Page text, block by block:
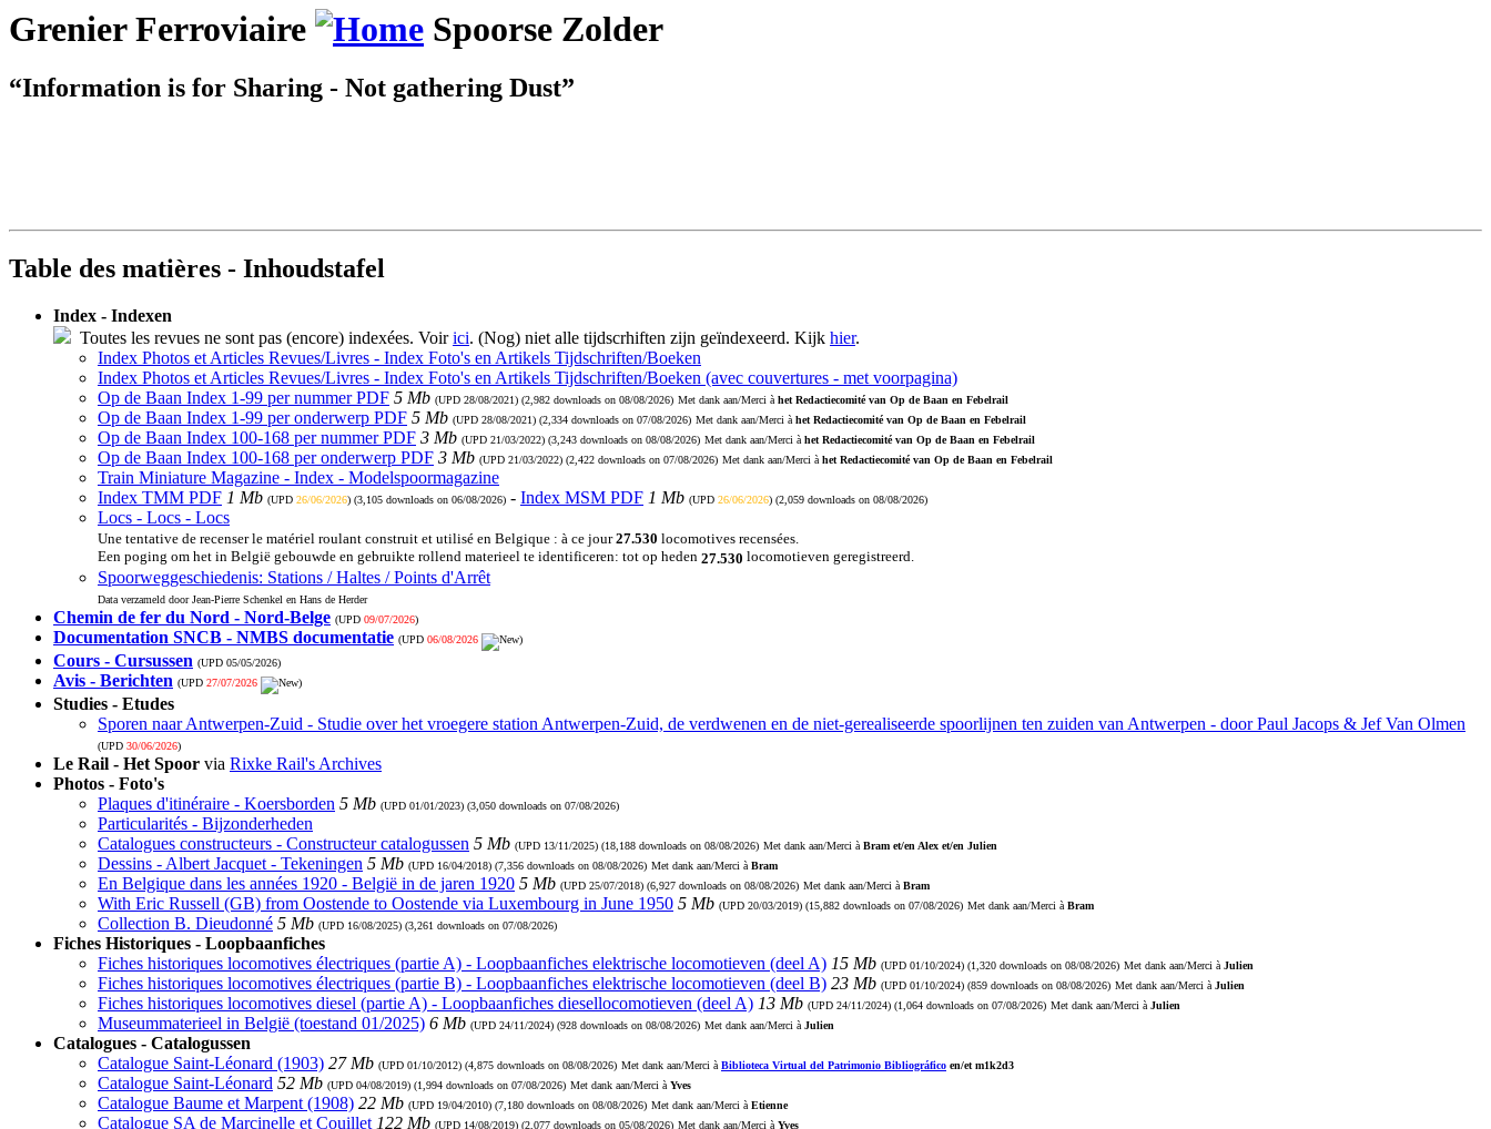
Grenier Ferroviaire Spoorse Zolder
“Information is for Sharing - Not gathering Dust”
Table des matières - Inhoudstafel
Index - Indexen
Toutes les revues ne sont pas (encore) indexées. Voirici. (Nog) niet alle tijdscrhiften zijn geïndexeerd. Kijk hier.
Index Photos et Articles Revues/Livres - Index Foto's en Artikels Tijdschriften/Boeken
Index Photos et Articles Revues/Livres - Index Foto's en Artikels Tijdschriften/Boeken (avec couvertures - met voorpagina)
Op de Baan Index 1-99 per nummer PDF 5 Mb (UPD 28/08/2021) (2,982 downloads on 08/08/2026) Met dank aan/Merci à het Redactiecomité van Op de Baan en Febelrail
Op de Baan Index 1-99 per onderwerp PDF 5 Mb (UPD 28/08/2021) (2,334 downloads on 07/08/2026) Met dank aan/Merci à het Redactiecomité van Op de Baan en Febelrail
Op de Baan Index 100-168 per nummer PDF 3 Mb (UPD 21/03/2022) (3,243 downloads on 08/08/2026) Met dank aan/Merci à het Redactiecomité van Op de Baan en Febelrail
Op de Baan Index 100-168 per onderwerp PDF 3 Mb (UPD 21/03/2022) (2,422 downloads on 07/08/2026) Met dank aan/Merci à het Redactiecomité van Op de Baan en Febelrail
Train Miniature Magazine - Index - Modelspoormagazine
Index TMM PDF 1 Mb (UPD 26/06/2026) (3,105 downloads on 06/08/2026) - Index MSM PDF 1 Mb (UPD 26/06/2026) (2,059 downloads on 08/08/2026)
Locs - Locs - Locs
Une tentative de recenser le matériel roulant construit et utilisé en Belgique : à ce jour27.530 locomotives recensées.
Een poging om het in België gebouwde en gebruikte rollend materieel te identificeren: tot op heden 27.530 locomotieven geregistreerd.
Spoorweggeschiedenis: Stations / Haltes / Points d'Arrêt
Data verzameld door Jean-Pierre Schenkel en Hans de Herder
Chemin de fer du Nord - Nord-Belge (UPD 09/07/2026)
Documentation SNCB - NMBS documentatie (UPD 06/08/2026 )
Cours - Cursussen (UPD 05/05/2026)
Avis - Berichten (UPD 27/07/2026 )
Studies - Etudes
Sporen naar Antwerpen-Zuid - Studie over het vroegere station Antwerpen-Zuid, de verdwenen en de niet-gerealiseerde spoorlijnen ten zuiden van Antwerpen - door Paul Jacops & Jef Van Olmen
(UPD 30/06/2026)
Le Rail - Het Spoor via Rixke Rail's Archives
Photos - Foto's
Plaques d'itinéraire - Koersborden 5 Mb (UPD 01/01/2023) (3,050 downloads on 07/08/2026)
Particularités - Bijzonderheden
Catalogues constructeurs - Constructeur catalogussen 5 Mb (UPD 13/11/2025) (18,188 downloads on 08/08/2026) Met dank aan/Merci à Bram et/en Alex et/en Julien
Dessins - Albert Jacquet - Tekeningen 5 Mb (UPD 16/04/2018) (7,356 downloads on 08/08/2026) Met dank aan/Merci à Bram
En Belgique dans les années 1920 - België in de jaren 1920 5 Mb (UPD 25/07/2018) (6,927 downloads on 08/08/2026) Met dank aan/Merci à Bram
With Eric Russell (GB) from Oostende to Oostende via Luxembourg in June 1950 5 Mb (UPD 20/03/2019) (15,882 downloads on 07/08/2026) Met dank aan/Merci à Bram
Collection B. Dieudonné 5 Mb (UPD 16/08/2025) (3,261 downloads on 07/08/2026)
Fiches Historiques - Loopbaanfiches
Fiches historiques locomotives électriques (partie A) - Loopbaanfiches elektrische locomotieven (deel A) 15 Mb (UPD 01/10/2024) (1,320 downloads on 08/08/2026) Met dank aan/Merci à Julien
Fiches historiques locomotives électriques (partie B) - Loopbaanfiches elektrische locomotieven (deel B) 23 Mb (UPD 01/10/2024) (859 downloads on 08/08/2026) Met dank aan/Merci à Julien
Fiches historiques locomotives diesel (partie A) - Loopbaanfiches diesellocomotieven (deel A) 13 Mb (UPD 24/11/2024) (1,064 downloads on 07/08/2026) Met dank aan/Merci à Julien
Museummaterieel in België (toestand 01/2025) 6 Mb (UPD 24/11/2024) (928 downloads on 08/08/2026) Met dank aan/Merci à Julien
Catalogues - Catalogussen
Catalogue Saint-Léonard (1903) 27 Mb (UPD 01/10/2012) (4,875 downloads on 08/08/2026) Met dank aan/Merci à Biblioteca Virtual del Patrimonio Bibliográfico en/et m1k2d3
Catalogue Saint-Léonard 52 Mb (UPD 04/08/2019) (1,994 downloads on 07/08/2026) Met dank aan/Merci à Yves
Catalogue Baume et Marpent (1908) 22 Mb (UPD 19/04/2010) (7,180 downloads on 08/08/2026) Met dank aan/Merci à Etienne
Catalogue SA de Marcinelle et Couillet 122 Mb (UPD 14/08/2019) (2,077 downloads on 05/08/2026) Met dank aan/Merci à Yves